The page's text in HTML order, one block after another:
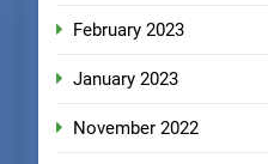
February 2023
January 2023
November 2022